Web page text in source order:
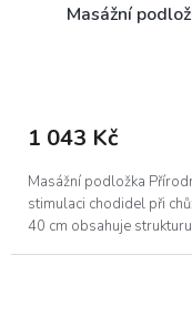
Masážní
1 043 Kč
Masážní podložka
stimulaci chodidel při
40 cm obsahuje